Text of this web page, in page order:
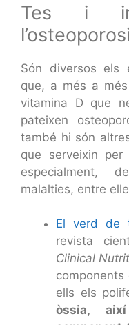
Tes i
l’osteoporosi
Són diversos els
que, a més a
vitamina D que
pateixen
també hi són
que serveixin
especialment,
malalties, entre
El verd de
revista
Clinical
components
ells els
òssia,